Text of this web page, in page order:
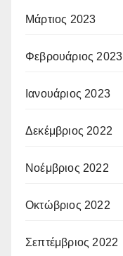
Μάρτιος 2023
Φεβρουάριος 2023
Ιανουάριος 2023
Δεκέμβριος 2022
Νοέμβριος 2022
Οκτώβριος 2022
Σεπτέμβριος 2022